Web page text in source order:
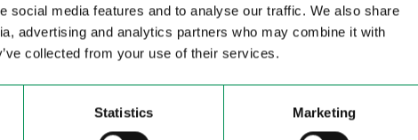
social media features and to analyse our traffic. We also share
advertising and analytics partners who may combine it with
collected from your use of their services.
Statistics Marketing
of Conduct (codice di condotta) sviluppato dalla
paese. Il codice si basa sulle norme
fornitori a osservare determinati comportamenti e
dei lavoratori.
il rispetto.